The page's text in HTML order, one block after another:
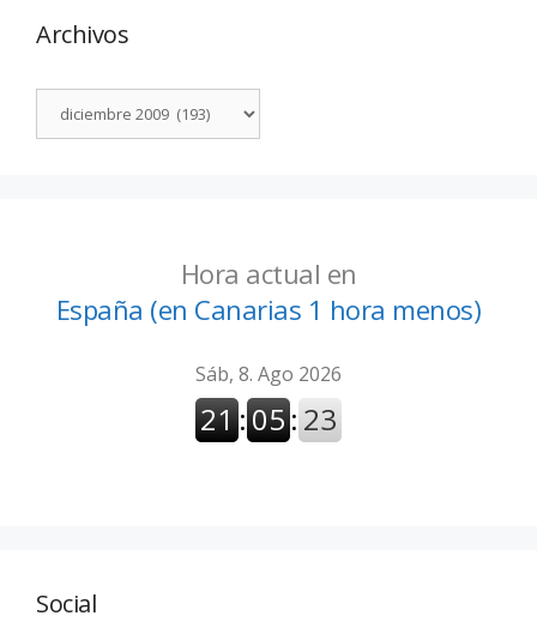
Archivos
Hora actual en
España (en Canarias 1 hora menos)
Social